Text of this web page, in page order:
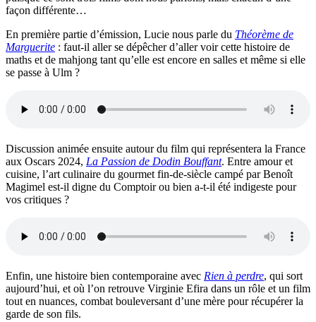
façon différente…
En première partie d’émission, Lucie nous parle du Théorème de
Marguerite : faut-il aller se dépêcher d’aller voir cette histoire de
maths et de mahjong tant qu’elle est encore en salles et même si elle
se passe à Ulm ?
Discussion animée ensuite autour du film qui représentera la France
aux Oscars 2024, La Passion de Dodin Bouffant. Entre amour et
cuisine, l’art culinaire du gourmet fin-de-siècle campé par Benoît
Magimel est-il digne du Comptoir ou bien a-t-il été indigeste pour
vos critiques ?
Enfin, une histoire bien contemporaine avec Rien à perdre, qui sort
aujourd’hui, et où l’on retrouve Virginie Efira dans un rôle et un film
tout en nuances, combat bouleversant d’une mère pour récupérer la
garde de son fils.